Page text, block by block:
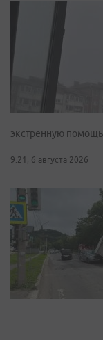
экстренную помощь
9:21, 6 августа 2026